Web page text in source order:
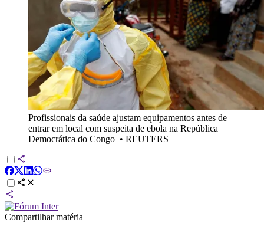
Profissionais da saúde ajustam equipamentos antes de
entrar em local com suspeita de ebola na República
Democrática do Congo • REUTERS
Compartilhar matéria